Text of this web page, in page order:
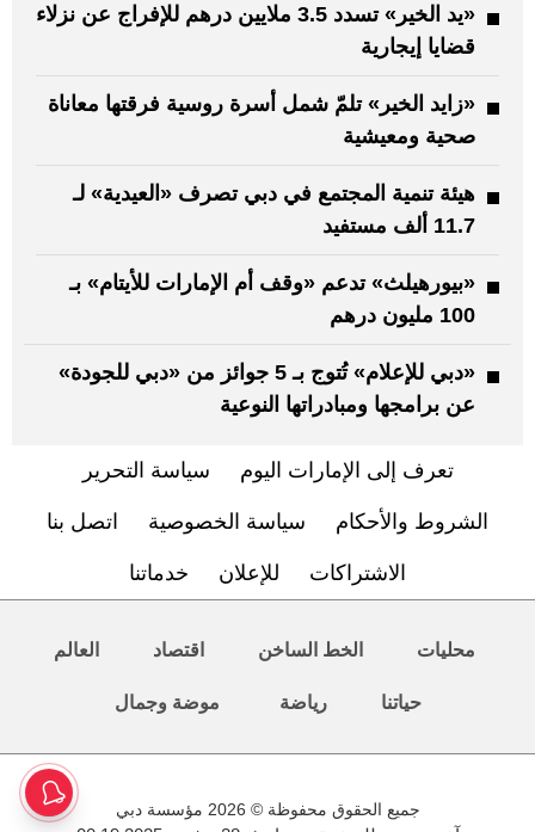
«يد الخير» تسدد 3.5 ملايين درهم للإفراج عن نزلاء
قضايا إيجارية
«زايد الخير» تلمّ شمل أسرة روسية فرقتها معاناة
صحية ومعيشية
هيئة تنمية المجتمع في دبي تصرف «العيدية» لـ
11.7 ألف مستفيد
«بيورهيلث» تدعم «وقف أم الإمارات للأيتام» بـ
100 مليون درهم
«دبي للإعلام» تُتوج بـ 5 جوائز من «دبي للجودة»
عن برامجها ومبادراتها النوعية
تعرف إلى الإمارات اليوم سياسة التحرير
الشروط والأحكام سياسة الخصوصية اتصل بنا
الاشتراكات للإعلان خدماتنا
محليات الخط الساخن اقتصاد العالم
حياتنا رياضة موضة وجمال
جميع الحقوق محفوظة © 2026 مؤسسة دبي